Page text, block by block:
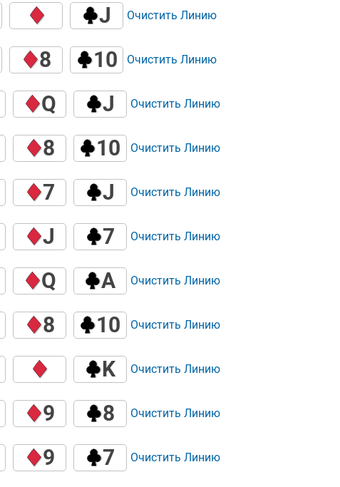
J Очистить Линию
8 10 Очистить Линию
Q J Очистить Линию
8 10 Очистить Линию
7 J Очистить Линию
J 7 Очистить Линию
Q A Очистить Линию
8 10 Очистить Линию
K Очистить Линию
9 8 Очистить Линию
9 7 Очистить Линию